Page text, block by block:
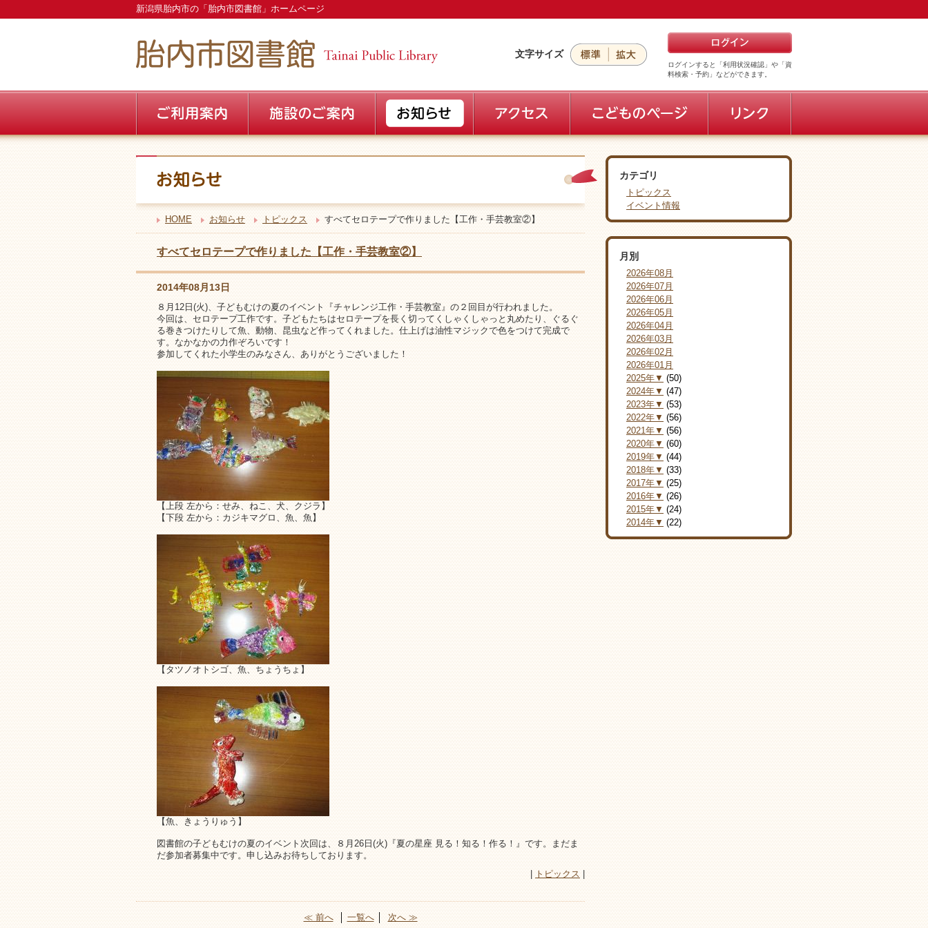
新潟県胎内市の「胎内市図書館」ホームページ
文字サイズ
ログインすると「利用状況確認」や「資
料検索・予約」などができます。
HOME お知らせ トピックス すべてセロテープで作りました【工作・手芸教室②】
すべてセロテープで作りました【工作・手芸教室②】
2014年08月13日
８月12日(火)、子どもむけの夏のイベント『チャレンジ工作・手芸教室』の２回目が行われました。
今回は、セロテープ工作です。子どもたちはセロテープを長く切ってくしゃくしゃっと丸めたり、ぐるぐ
る巻きつけたりして魚、動物、昆虫など作ってくれました。仕上げは油性マジックで色をつけて完成で
す。なかなかの力作ぞろいです！
参加してくれた小学生のみなさん、ありがとうございました！
【上段 左から：せみ、ねこ、犬、クジラ】
【下段 左から：カジキマグロ、魚、魚】
【タツノオトシゴ、魚、ちょうちょ】
【魚、きょうりゅう】
図書館の子どもむけの夏のイベント次回は、８月26日(火)『夏の星座 見る！知る！作る！』です。まだま
だ参加者募集中です。申し込みお待ちしております。
トピックス
≪ 前へ│ 一覧へ│ 次へ ≫
カテゴリ
トピックス
イベント情報
月別
2026年08月
2026年07月
2026年06月
2026年05月
2026年04月
2026年03月
2026年02月
2026年01月
2025年▼ (50)
2024年▼ (47)
2023年▼ (53)
2022年▼ (56)
2021年▼ (56)
2020年▼ (60)
2019年▼ (44)
2018年▼ (33)
2017年▼ (25)
2016年▼ (26)
2015年▼ (24)
2014年▼ (22)